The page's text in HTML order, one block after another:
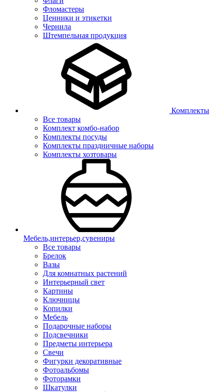
Фломастеры
Ценники и этикетки
Чернила
Штемпельная продукция
Комплекты
Все товары
Комплект комбо-набор
Комплекты посуды
Комплекты праздничные наборы
Комплекты хозтовары
Мебель,интерьер,сувениры
Все товары
Брелок
Вазы
Для комнатных растений
Интерьерный свет
Картины
Ключницы
Копилки
Мебель
Подарочные наборы
Подсвечники
Предметы интерьера
Свечи
Фигурки декоративные
Фотоальбомы
Фоторамки
Шкатулки